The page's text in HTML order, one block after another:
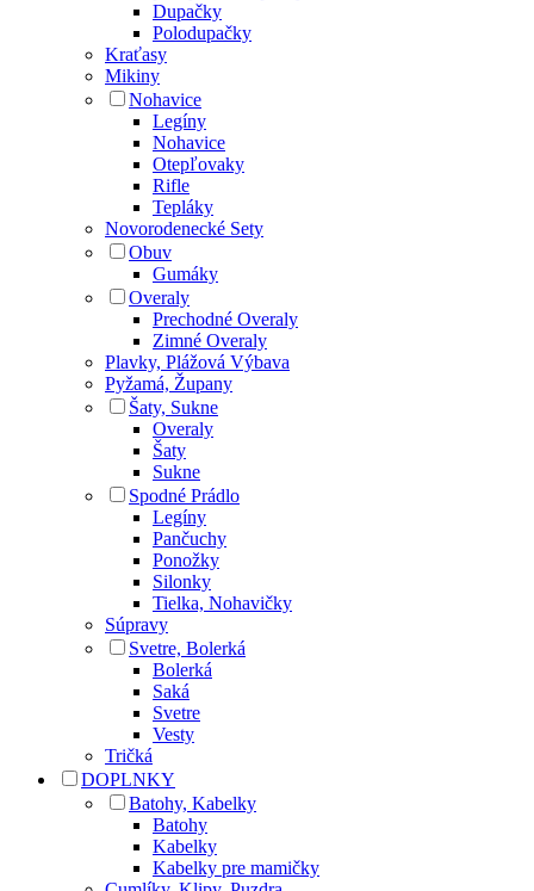
Dupačky
Polodupačky
Kraťasy
Mikiny
Nohavice
Legíny
Nohavice
Otepľovaky
Rifle
Tepláky
Novorodenecké Sety
Obuv
Gumáky
Overaly
Prechodné Overaly
Zimné Overaly
Plavky, Plážová Výbava
Pyžamá, Župany
Šaty, Sukne
Overaly
Šaty
Sukne
Spodné Prádlo
Legíny
Pančuchy
Ponožky
Silonky
Tielka, Nohavičky
Súpravy
Svetre, Bolerká
Bolerká
Saká
Svetre
Vesty
Tričká
DOPLNKY
Batohy, Kabelky
Batohy
Kabelky
Kabelky pre mamičky